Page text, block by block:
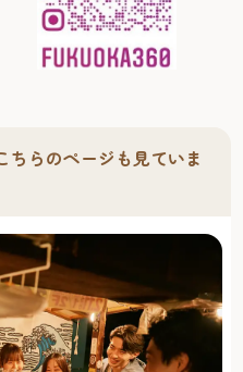
ちらのページも見ていま